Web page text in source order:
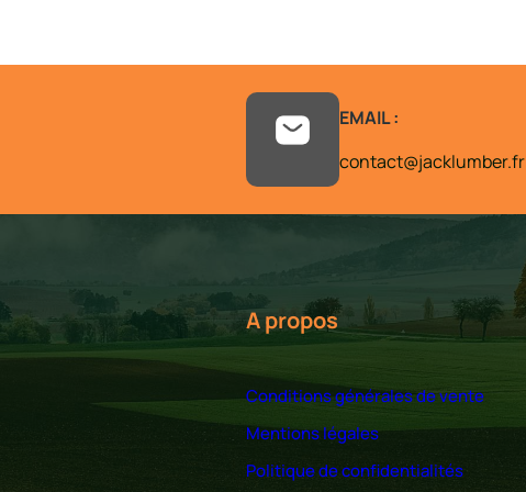
EMAIL :
contact@jacklumber.fr
A propos
Conditions générales de vente
Mentions légales
Politique de confidentialités